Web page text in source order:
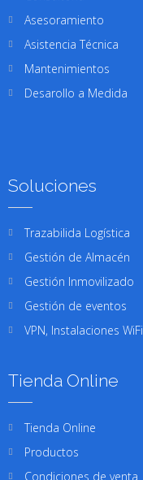
Asesoramiento
Asistencia Técnica
Mantenimientos
Desarollo a Medida
Soluciones
Trazabilida Logística
Gestión de Almacén
Gestión Inmovilizado
Gestión de eventos
VPN, Instalaciones WiFi
Tienda Online
Tienda Online
Productos
Condiciones de venta